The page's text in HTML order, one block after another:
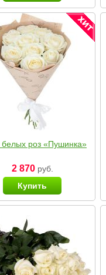
белых роз «Пушинка»
2 870руб.
Купить